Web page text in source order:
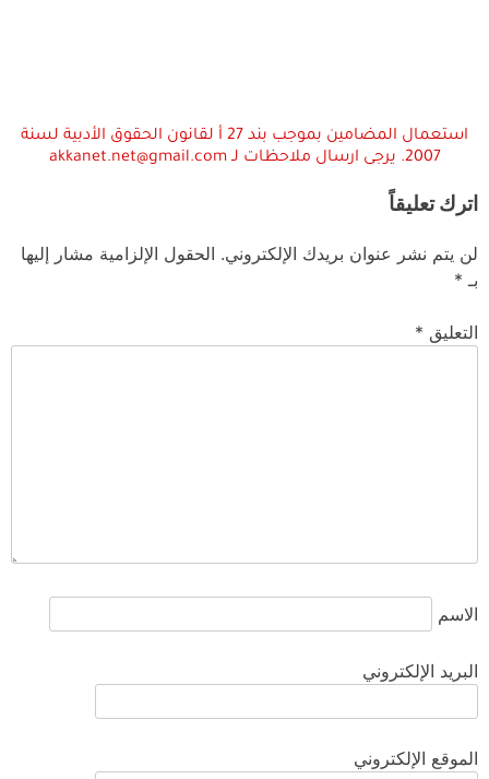
استعمال المضامين بموجب بند 27 أ لقانون الحقوق الأدبية لسنة
2007. يرجى ارسال ملاحظات لـ akkanet.net@gmail.com
اترك تعليقاً
لن يتم نشر عنوان بريدك الإلكتروني. الحقول الإلزامية مشار إليها
بـ *
التعليق *
الاسم
البريد الإلكتروني
الموقع الإلكتروني